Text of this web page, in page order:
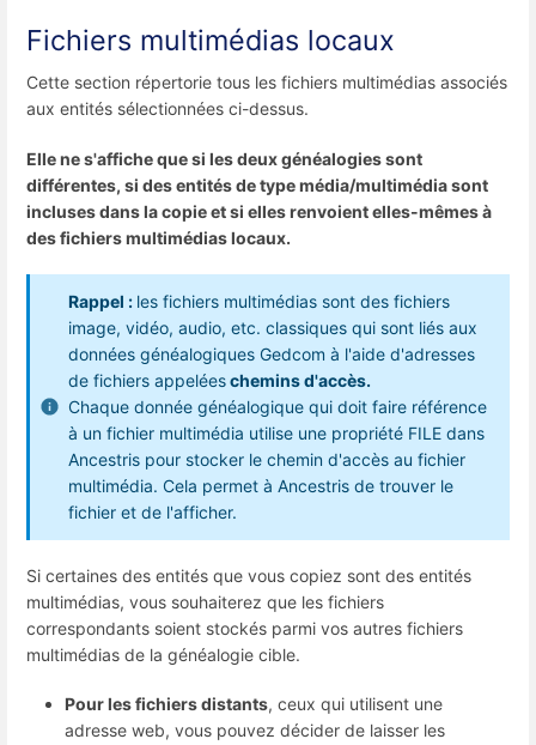
Fichiers multimédias locaux
Cette section répertorie tous les fichiers multimédias associés
aux entités sélectionnées ci-dessus.
Elle ne s'affiche que si les deux généalogies sont
différentes, si des entités de type média/multimédia sont
incluses dans la copie et si elles renvoient elles-mêmes à
des fichiers multimédias locaux.
Rappel : les fichiers multimédias sont des fichiers
image, vidéo, audio, etc. classiques qui sont liés aux
données généalogiques Gedcom à l'aide d'adresses
de fichiers appeléeschemins d'accès.
Chaque donnée généalogique qui doit faire référence
à un fichier multimédia utilise une propriété FILE dans
Ancestris pour stocker le chemin d'accès au fichier
multimédia. Cela permet à Ancestris de trouver le
fichier et de l'afficher.
Si certaines des entités que vous copiez sont des entités
multimédias, vous souhaiterez que les fichiers
correspondants soient stockés parmi vos autres fichiers
multimédias de la généalogie cible.
Pour les fichiers distants, ceux qui utilisent une
adresse web, vous pouvez décider de laisser les